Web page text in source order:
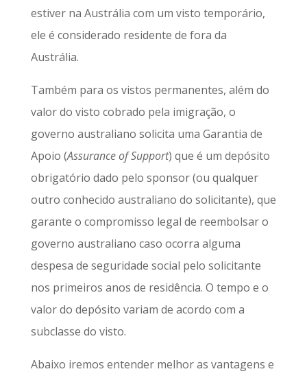
estiver na Austrália com um visto temporário,
ele é considerado residente de fora da
Austrália.
Também para os vistos permanentes, além do
valor do visto cobrado pela imigração, o
governo australiano solicita uma Garantia de
Apoio (Assurance of Support) que é um depósito
obrigatório dado pelo sponsor (ou qualquer
outro conhecido australiano do solicitante), que
garante o compromisso legal de reembolsar o
governo australiano caso ocorra alguma
despesa de seguridade social pelo solicitante
nos primeiros anos de residência. O tempo e o
valor do depósito variam de acordo com a
subclasse do visto.
Abaixo iremos entender melhor as vantagens e